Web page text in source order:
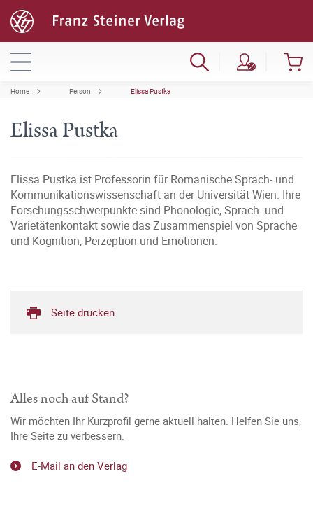
Home Person Elissa Pustka
Elissa Pustka
Elissa Pustka ist Professorin für Romanische Sprach- und
Kommunikationswissenschaft an der Universität Wien. Ihre
Forschungsschwerpunkte sind Phonologie, Sprach- und
Varietätenkontakt sowie das Zusammenspiel von Sprache
und Kognition, Perzeption und Emotionen.
Seite drucken
Alles noch auf Stand?
Wir möchten Ihr Kurzprofil gerne aktuell halten. Helfen Sie uns,
Ihre Seite zu verbessern.
E-Mail an den Verlag